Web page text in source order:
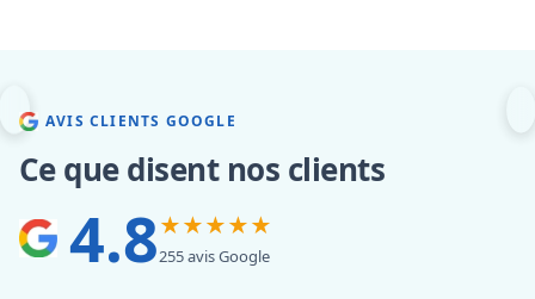
AVIS CLIENTS GOOGLE
Ce que disent nos clients
4.8★★★★★
255 avis Google